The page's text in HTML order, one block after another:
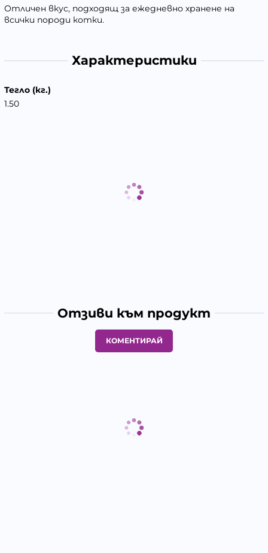
Отличен вкус, подходящ за ежедневно хранене на
всички породи котки.
Характеристики
Тегло (кг.)
1.50
Отзиви към продукт
КОМЕНТИРАЙ